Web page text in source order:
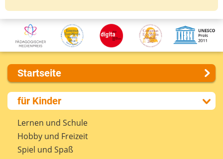
Startseite
Über uns
Presse
Kontakt
Impressum
Internet-ABC Sitemap
für Kinder
Lernen und Schule
Hobby und Freizeit
Spiel und Spaß